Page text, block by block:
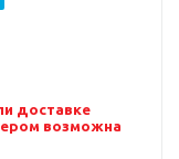
доставке
возможна